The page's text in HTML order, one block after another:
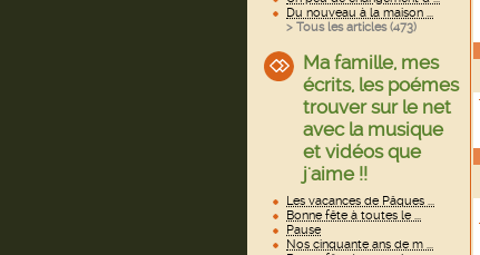
Du nouveau à la maison ...
> Tous les articles (473)
Ma famille, mes
écrits, les poémes
trouver sur le net
avec la musique
et vidéos que
j'aime !!
Les vacances de Pâques ...
Bonne fête à toutes le ...
Pause
Nos cinquante ans de m ...